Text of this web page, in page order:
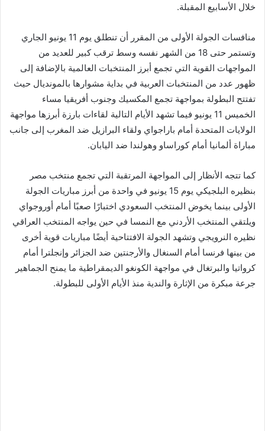
خلال الأسابيع المقبلة.
منافسات الجولة الأولى من المقرر أن تنطلق يوم 11 يونيو الجاري
وتستمر حتى 18 من الشهر نفسه وسط ترقب كبير للعديد من
المواجهات القوية التي تجمع أبرز المنتخبات العالمية بالإضافة إلى
ظهور عدد من المنتخبات العربية في بداية مشوارها بالمونديال حيث
تفتتح البطولة بمواجهة تجمع المكسيك وجنوب أفريقيا مساء
الخميس 11 يونيو فيما تشهد الأيام التالية لقاءات بارزة أبرزها مواجهة
الولايات المتحدة أمام باراجواي ولقاء البرازيل ضد المغرب إلى جانب
مباراة ألمانيا أمام كوراساو وهولندا ضد اليابان.
كما تتجه الأنظار إلى المواجهة المرتقبة التي تجمع منتخب مصر
بنظيره البلجيكي يوم 15 يونيو في واحدة من أبرز مباريات الجولة
الأولى بينما يخوض المنتخب السعودي اختبارًا صعبًا أمام أوروجواي
ويلتقي المنتخب الأردني مع النمسا في حين يواجه المنتخب العراقي
نظيره النرويجي وتشهد الجولة الافتتاحية أيضًا مباريات قوية أخرى
من بينها فرنسا أمام السنغال والأرجنتين ضد الجزائر وإنجلترا أمام
كرواتيا والبرتغال في مواجهة الكونغو الديمقراطية ما يمنح الجماهير
جرعة مبكرة من الإثارة والندية منذ الأيام الأولى للبطولة.